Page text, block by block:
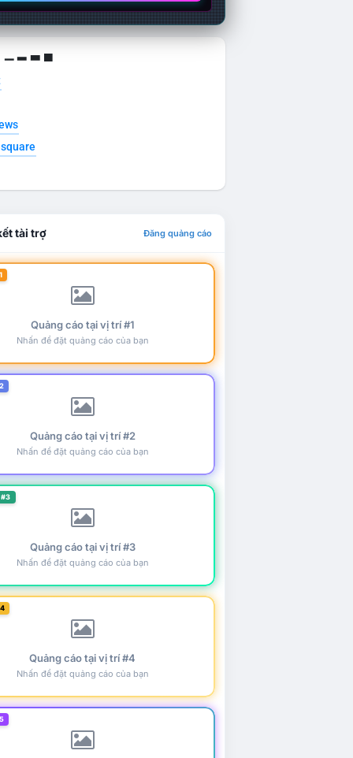
▁ ▂ ▃ ▄
tài trợ Đăng quảng cáo
Quảng cáo tại vị trí #1
Nhấn để đặt quảng cáo của bạn
Quảng cáo tại vị trí #2
Nhấn để đặt quảng cáo của bạn
Quảng cáo tại vị trí #3
Nhấn để đặt quảng cáo của bạn
Quảng cáo tại vị trí #4
Nhấn để đặt quảng cáo của bạn